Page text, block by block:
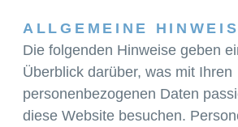
ALLGEMEINE
Die folgenden Hinweise geben
Überblick darüber, was mit Ihren
personenbezogenen Daten
diese Website besuchen.